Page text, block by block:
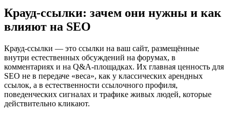
Крауд-ссылки: зачем они нужны и как
влияют на SEO
Крауд-ссылки — это ссылки на ваш сайт, размещённые
внутри естественных обсуждений на форумах, в
комментариях и на Q&A-площадках. Их главная ценность для
SEO не в передаче «веса», как у классических арендных
ссылок, а в естественности ссылочного профиля,
поведенческих сигналах и трафике живых людей, которые
действительно кликают.